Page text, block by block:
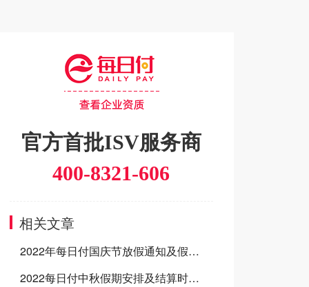
官方首批ISV服务商
400-8321-606
相关文章
2022年每日付国庆节放假通知及假期安排
2022每日付中秋假期安排及结算时效通知